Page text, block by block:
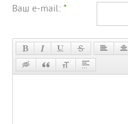
Ваш e-mail: *